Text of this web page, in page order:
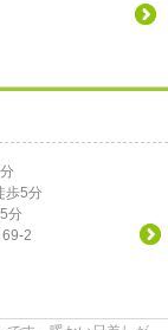
歩5分
分
69-2